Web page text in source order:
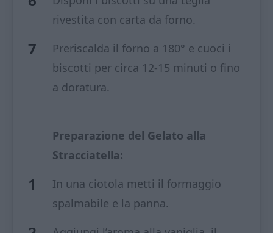
rivestita con carta da forno.
Preriscalda il forno a 180° e cuoci i
biscotti per circa 12-15 minuti o fino
a doratura.
Preparazione del Gelato alla
Stracciatella:
In una ciotola metti il formaggio
spalmabile e la panna.